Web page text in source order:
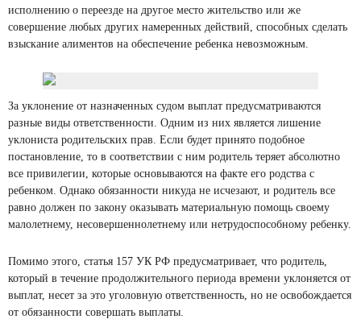
исполнению о переезде на другое место жительство или же
совершение любых других намеренных действий, способных сделать
взыскание алиментов на обеспечение ребенка невозможным.
За уклонение от назначенных судом выплат предусматриваются
разные виды ответственности. Одним из них является лишение
уклониста родительских прав. Если будет принято подобное
постановление, то в соответствии с ним родитель теряет абсолютно
все привилегии, которые основываются на факте его родства с
ребенком. Однако обязанности никуда не исчезают, и родитель все
равно должен по закону оказывать материальную помощь своему
малолетнему, несовершеннолетнему или нетрудоспособному ребенку.
Помимо этого, статья 157 УК РФ предусматривает, что родитель,
который в течение продолжительного периода времени уклоняется от
выплат, несет за это уголовную ответственность, но не освобождается
от обязанности совершать выплаты.